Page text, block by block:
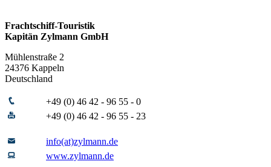
Frachtschiff-Touristik
Kapitän Zylmann GmbH
Mühlenstraße 2
24376 Kappeln
Deutschland
+49 (0) 46 42 - 96 55 - 0
+49 (0) 46 42 - 96 55 - 23
info(at)zylmann.de
www.zylmann.de